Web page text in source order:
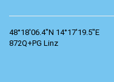
48°18'06.4"N 14°17'19.5"E
872Q+PG Linz